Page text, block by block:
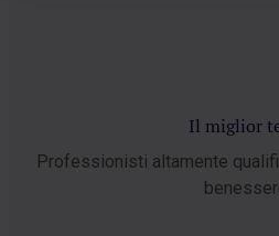
Il miglior
Professionisti altamente